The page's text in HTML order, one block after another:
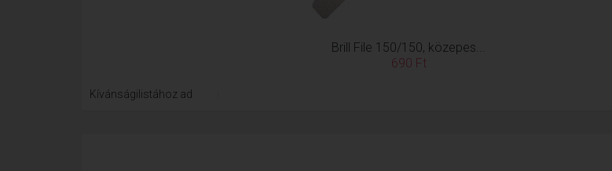
Brill File 150/150, közepes...
690 Ft
Kívánságilistához ad